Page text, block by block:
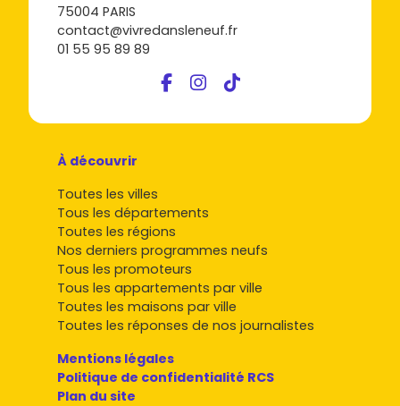
75004 PARIS
contact@vivredansleneuf.fr
01 55 95 89 89
À découvrir
Toutes les villes
Tous les départements
Toutes les régions
Nos derniers programmes neufs
Tous les promoteurs
Tous les appartements par ville
Toutes les maisons par ville
Toutes les réponses de nos journalistes
Mentions légales
Politique de confidentialité RCS
Plan du site